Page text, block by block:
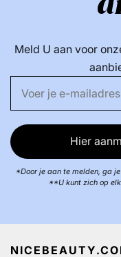
Meld U aan voor
Hier
*Door je aan te melden, ga
**U kunt zich op